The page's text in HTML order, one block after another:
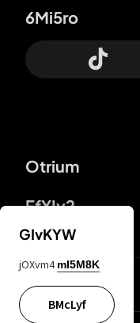
Otrium
FfYIy2
6Mi5ro
KIjvtr
GIvKYW
jOXvm4 mI5M8K
BMcLyf